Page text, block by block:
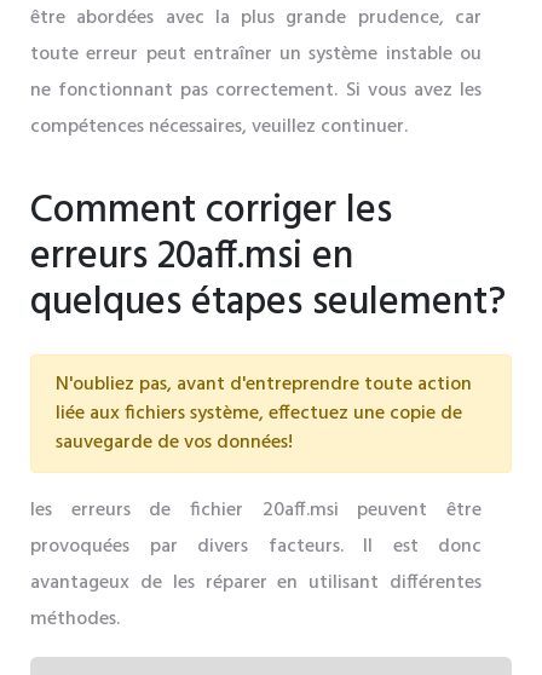
être abordées avec la plus grande prudence, car
toute erreur peut entraîner un système instable ou
ne fonctionnant pas correctement. Si vous avez les
compétences nécessaires, veuillez continuer.
Comment corriger les
erreurs 20aff.msi en
quelques étapes seulement?
N'oubliez pas, avant d'entreprendre toute action
liée aux fichiers système, effectuez une copie de
sauvegarde de vos données!
les erreurs de fichier 20aff.msi peuvent être
provoquées par divers facteurs. Il est donc
avantageux de les réparer en utilisant différentes
méthodes.